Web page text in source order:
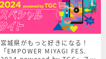
宮城県がもっと好きになる！
「EMPOWER MIYAGI FES.